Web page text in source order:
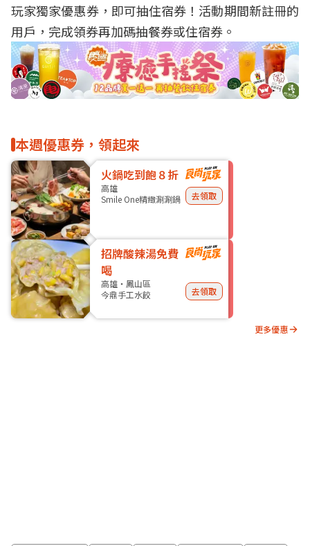
玩家獨家優惠券，即可抽住宿券！活動期間新註冊的
用戶，完成領券再加碼抽餐券或住宿券。
本週優惠券，領起來
火鍋吃到飽８折
高雄
Smile One精緻涮涮鍋
去領取
招牌酸辣湯免費
喝
高雄・鳳山區
今鼎手工水餃
去領取
更多優惠